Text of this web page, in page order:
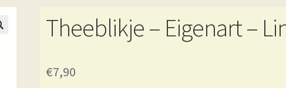
Theeblikje – Eigenart –
€7,90